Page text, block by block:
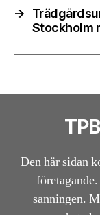
→
Stockholm
Den här sidan
sanningen.